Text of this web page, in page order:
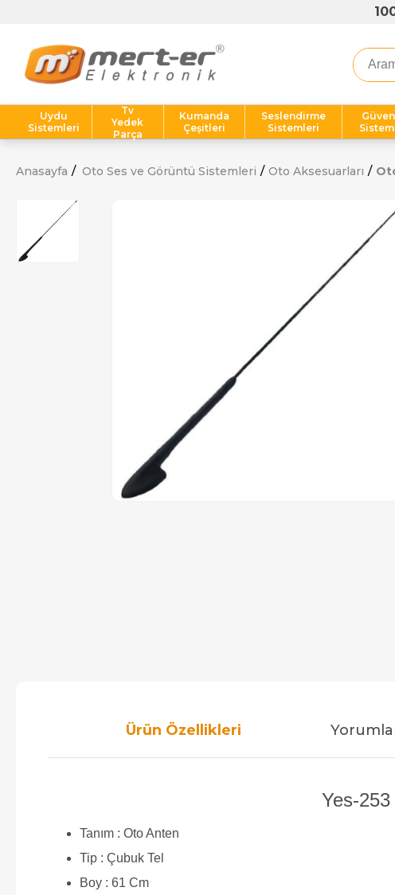
Uydu
Sistemleri
Tv
Yedek
Parça
Kumanda
Çeşitleri
Seslendirme
Sistemleri
Anasayfa Oto Ses ve Görüntü Sistemleri Oto Aksesuarları
Ürün Özellikleri
Yes-
Tanım : Oto Anten
Tip : Çubuk Tel
Boy : 61 Cm